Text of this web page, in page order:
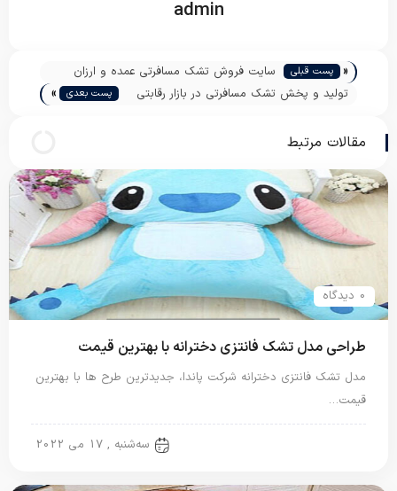
admin
« پست قبلی
سایت فروش تشک مسافرتی عمده و ارزان
تولید و پخش تشک مسافرتی در بازار رقابتی
پست بعدی »
مقالات مرتبط
0 دیدگاه
طراحی مدل تشک فانتزی دخترانه با بهترین قیمت
مدل تشک فانتزی دخترانه شرکت پاندا، جدیدترین طرح ها با بهترین
قیمت…
سه‌شنبه , 17 می 2022